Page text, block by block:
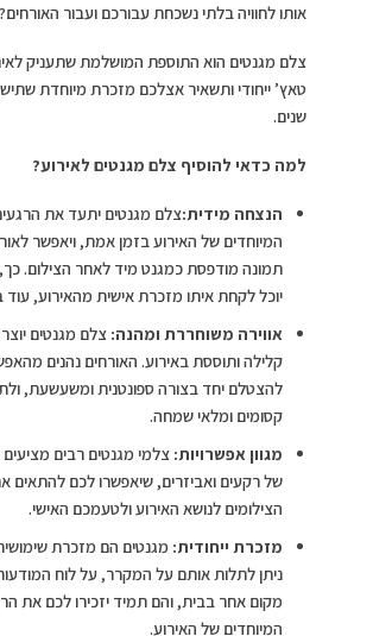
אותו לחוויה בלתי נשכחת עבורכם ועבור האורחים?
צלם מגנטים הוא התוספת המושלמת שתעניק
טאץ’ ייחודי ותשאיר אצלכם מזכרת מיוחדת
שנים.
למה כדאי להוסיף צלם מגנטים לאירוע?
הנצחה מידית:צלם מגנטים יתעד את
המיוחדים של האירוע בזמן אמת, ויאפשר
תמונה מודפסת כמגנט מיד לאחר הצילום.
יוכל לקחת איתו מזכרת אישית מהאירוע, עוד
אווירה משוחררת ומהנה: צלם מגנטים יוצר
קלילה ותוססת באירוע. האורחים נהנים
להצטלם יחד בצורה ספונטנית ומשעשעת,
קסומים ומלאי שמחה.
מגוון אפשרויות: צלמי מגנטים רבים מציעים
של רקעים ואביזרים, שיאפשרו לכם להתאים
הצילומים לנושא האירוע ולטעמכם האישי.
מזכרת ייחודית: מגנטים הם מזכרת
ניתן לתלות אותם על המקרר, על לוח
מקום אחר בבית, והם תמיד יזכירו לכם את
המיוחדים של האירוע.